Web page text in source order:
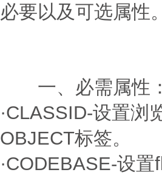
必要以及可选属性
一、必需属性
·CLASSID-设置浏
OBJECT标签。
·CODEBASE-设